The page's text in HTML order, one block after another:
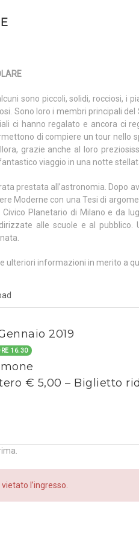
sono piccoli, solidi, rocciosi, i
Sono loro i membri principali
ci hanno regalato e ancora ci
di compiere un tour nello
grazie anche al loro
viaggio in una notte
prestata all’astronomia. Dopo
Moderne con una Tesi di
Planetario di Milano e da
alle scuole e al pubblico.
ulteriori informazioni in merito a
2019
16.30
€ 5,00 – Biglietto
l’ingresso.